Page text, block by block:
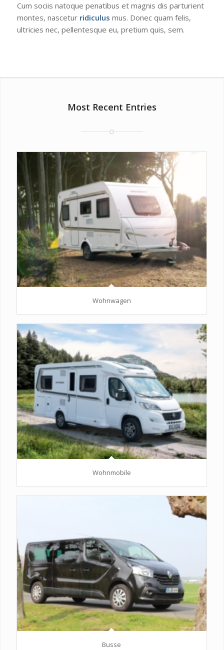
Cum sociis natoque penatibus et magnis dis parturient
montes, nascetur ridiculus mus. Donec quam felis,
ultricies nec, pellentesque eu, pretium quis, sem.
Most Recent Entries
Wohnwagen
Wohnmobile
Busse